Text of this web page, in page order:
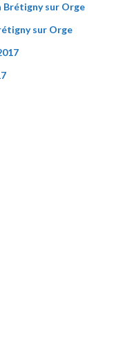
Brétigny sur Orge
sur Orge